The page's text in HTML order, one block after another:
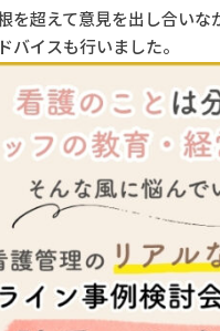
を超えて意見を出し合いな
バイスも行いました。